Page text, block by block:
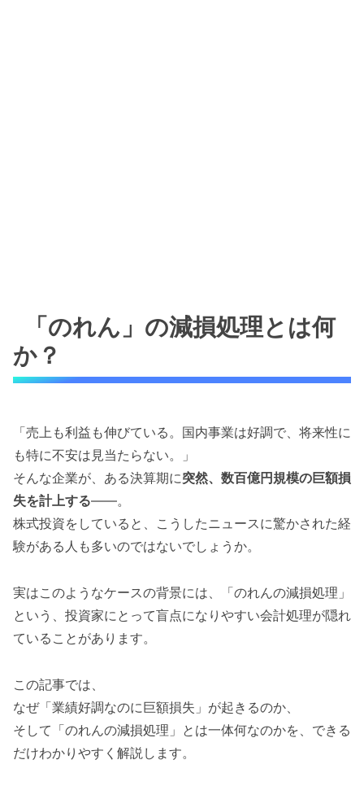
「のれん」の減損処理とは何
か？
「売上も利益も伸びている。国内事業は好調で、将来性に
も特に不安は見当たらない。」
そんな企業が、ある決算期に突然、数百億円規模の巨額損
失を計上する——。
株式投資をしていると、こうしたニュースに驚かされた経
験がある人も多いのではないでしょうか。
実はこのようなケースの背景には、「のれんの減損処理」
という、投資家にとって盲点になりやすい会計処理が隠れ
ていることがあります。
この記事では、
なぜ「業績好調なのに巨額損失」が起きるのか、
そして「のれんの減損処理」とは一体何なのかを、できる
だけわかりやすく解説します。